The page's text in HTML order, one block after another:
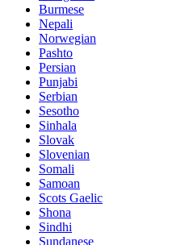
Burmese
Nepali
Norwegian
Pashto
Persian
Punjabi
Serbian
Sesotho
Sinhala
Slovak
Slovenian
Somali
Samoan
Scots Gaelic
Shona
Sindhi
Sundanese